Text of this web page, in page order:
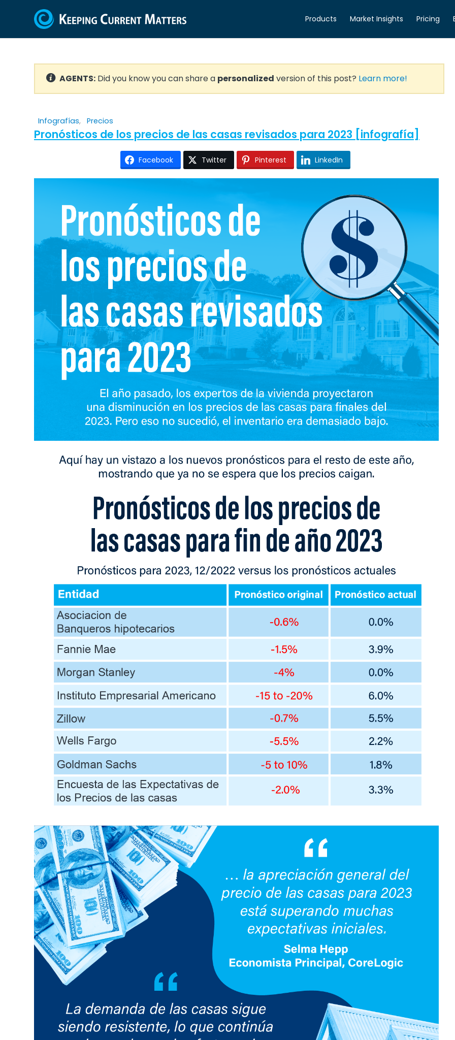
Products Market Insights Pricing
AGENTS: Did you know you can share a personalized version of this post? Learn more!
Infografías, Precios
Pronósticos de los precios de las casas revisados para 2023 [infografía]
Facebook Twitter Pinterest LinkedIn